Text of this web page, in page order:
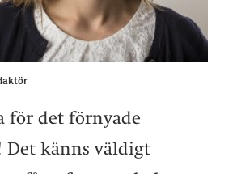
för det förnyade
känns väldigt